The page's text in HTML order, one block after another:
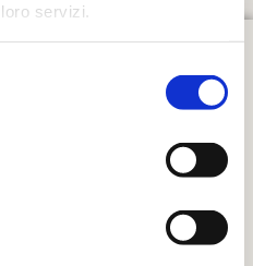
servizi.
d’entree et le jardin de la
a l’intention de passer des